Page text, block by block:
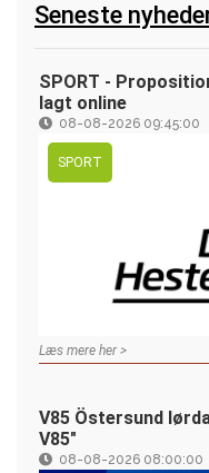
Seneste
SPORT -
lagt online
08-08-2026 09:45:00
SPORT
Læs mere her >
V85 Östersund
V85"
08-08-2026 08:00:00